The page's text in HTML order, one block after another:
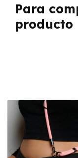
Para
producto